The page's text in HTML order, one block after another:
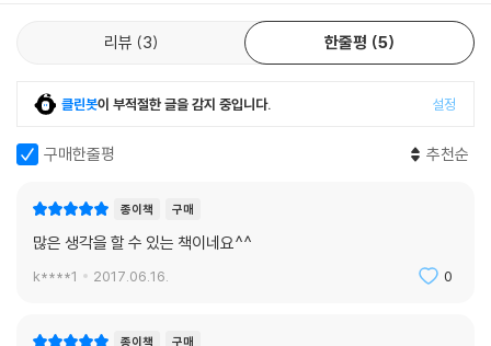
리뷰 3 한줄평 5
클린봇이 부적절한 글을 감지 중입니다. 설정
구매한줄평 추천순
종이책 구매
많은 생각을 할 수 있는 책이네요^^
k****1 2017.06.16. 0
종이책 구매